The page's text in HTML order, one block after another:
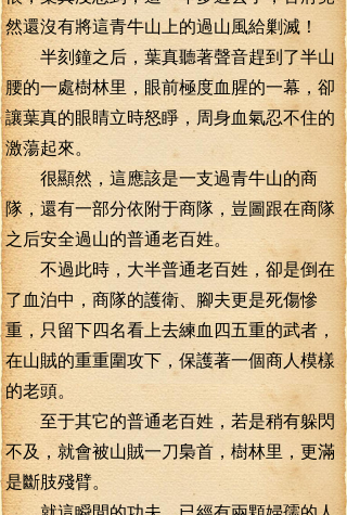
然還沒有將這青牛山上的過山風給剿滅！
半刻鐘之后，葉真聽著聲音趕到了半山
腰的一處樹林里，眼前極度血腥的一幕，卻
讓葉真的眼睛立時怒睜，周身血氣忍不住的
激蕩起來。
很顯然，這應該是一支過青牛山的商
隊，還有一部分依附于商隊，豈圖跟在商隊
之后安全過山的普通老百姓。
不過此時，大半普通老百姓，卻是倒在
了血泊中，商隊的護衛、腳夫更是死傷慘
重，只留下四名看上去練血四五重的武者，
在山賊的重重圍攻下，保護著一個商人模樣
的老頭。
至于其它的普通老百姓，若是稍有躲閃
不及，就會被山賊一刀梟首，樹林里，更滿
是斷肢殘臂。